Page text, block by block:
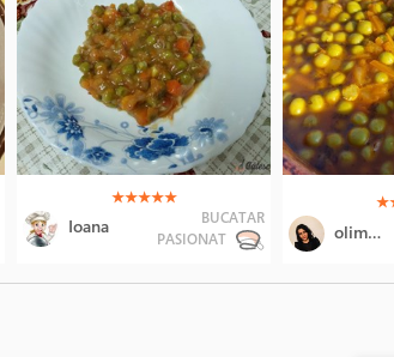
(*)
★(*)
★(*)
★(*)
★(*)
★
Ioana
BUCATAR
PASIONAT
(*)
★
olimpiainbucatarie